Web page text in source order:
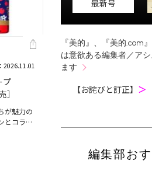
2026.11.01
プ
が魅力の
とコラ
メージ。
最新号
『美的』、『美的.com
は意欲ある編集者／ア
ます
【お詫びと訂正】 ＞
編集部お